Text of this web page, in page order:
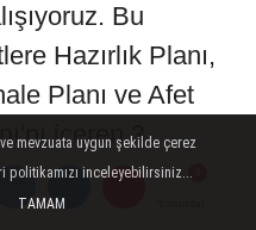
Bu
Hazırlık Planı,
Planı ve Afet
içeren 3
Depremler
projeleri de bu
mevzuata uygun şekilde çerez
politikamızı inceleyebilirsiniz...
TAMAM